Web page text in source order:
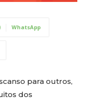
WhatsApp
para outros,
dos